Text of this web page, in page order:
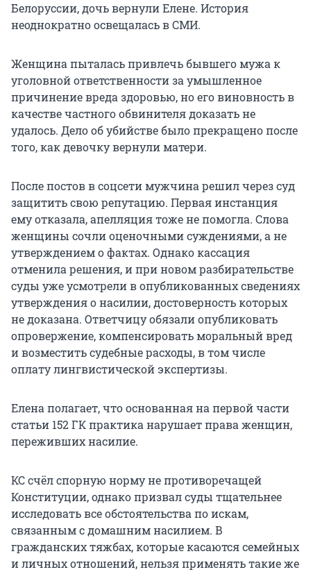
Белоруссии, дочь вернули Елене. История
неоднократно освещалась в СМИ.
Женщина пыталась привлечь бывшего мужа к
уголовной ответственности за умышленное
причинение вреда здоровью, но его виновность в
качестве частного обвинителя доказать не
удалось. Дело об убийстве было прекращено после
того, как девочку вернули матери.
После постов в соцсети мужчина решил через суд
защитить свою репутацию. Первая инстанция
ему отказала, апелляция тоже не помогла. Слова
женщины сочли оценочными суждениями, а не
утверждением о фактах. Однако кассация
отменила решения, и при новом разбирательстве
суды уже усмотрели в опубликованных сведениях
утверждения о насилии, достоверность которых
не доказана. Ответчицу обязали опубликовать
опровержение, компенсировать моральный вред
и возместить судебные расходы, в том числе
оплату лингвистической экспертизы.
Елена полагает, что основанная на первой части
статьи 152 ГК практика нарушает права женщин,
переживших насилие.
КС счёл спорную норму не противоречащей
Конституции, однако призвал суды тщательнее
исследовать все обстоятельства по искам,
связанным с домашним насилием. В
гражданских тяжбах, которые касаются семейных
и личных отношений, нельзя применять такие же